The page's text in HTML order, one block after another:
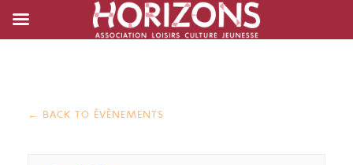
← BACK TO ÉVÈNEMENTS